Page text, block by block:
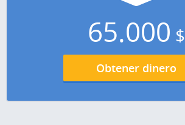
65.000 $
Obtener dinero